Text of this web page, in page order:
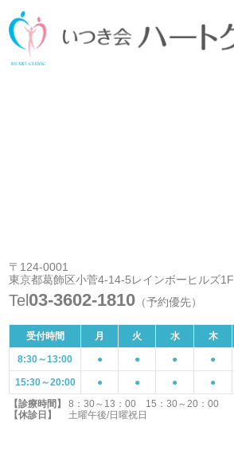
〒124-0001
東京都葛飾区小菅4-14-5レインボーヒルズ1F
Tel03-3602-1810 （予約優先）
受付時間 月 火 水 木
8:30～13:00 ● ● ● ●
15:30～20:00 ● ● ● ●
【診療時間】
8：30～13：00 15：30～20：00
【休診日】
土曜午後/日曜祝日